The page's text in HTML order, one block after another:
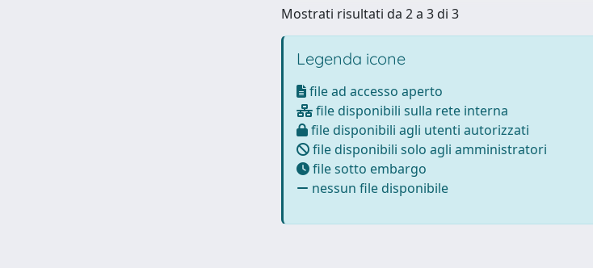
Mostrati risultati da 2 a 3 di 3
Legenda icone
file ad accesso aperto
file disponibili sulla rete interna
file disponibili agli utenti autorizzati
file disponibili solo agli amministratori
file sotto embargo
nessun file disponibile